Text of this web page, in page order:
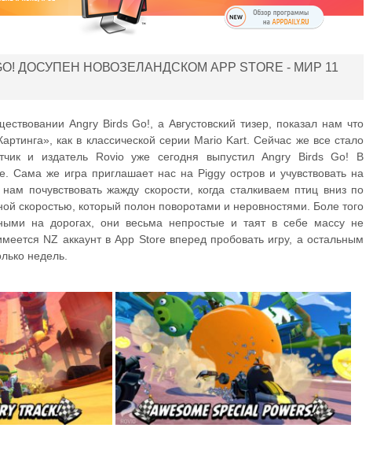
ДОСУПЕН НОВОЗЕЛАНДСКОМ APP STORE - МИР 11
Angry Birds Go!, а Августовский тизер, показал нам что
как в классической серии Mario Kart. Сейчас же все стало
и издатель Rovio уже сегодня выпустил Angry Birds Go! В
Сама же игра приглашает нас на Piggy остров и учувствовать на
почувствовать жажду скорости, когда сталкиваем птиц вниз по
скоростью, который полон поворотами и неровностями. Боле того
на дорогах, они весьма непростые и таят в себе массу не
NZ аккаунт в App Store вперед пробовать игру, а остальным
недель.